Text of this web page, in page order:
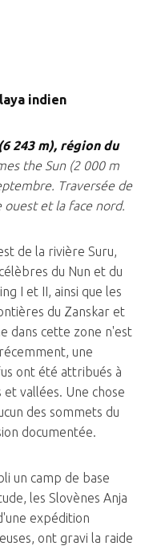
indien
243 m), région du
the Sun (2 000 m
Traversée de
et la face nord.
de la rivière Suru,
du Nun et du
I et II, ainsi que les
du Zanskar et
dans cette zone n'est
une
ont été attribués à
vallées. Une chose
des sommets du
documentée.
un camp de base
les Slovènes Anja
expédition
ont gravi la raide